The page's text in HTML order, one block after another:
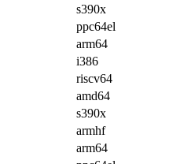
s390x
ppc64el
arm64
i386
riscv64
amd64
s390x
armhf
arm64